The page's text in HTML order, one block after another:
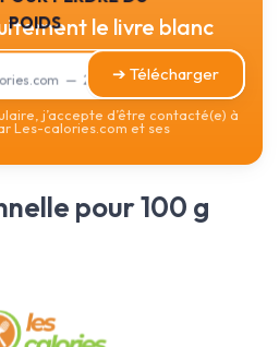
poids
— 2026
le livre blanc
➔ Télécharger
j’accepte d’être contacté(e) à
Les-calories.com et ses
pour 100 g